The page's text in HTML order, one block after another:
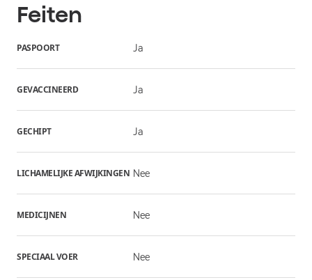
Feiten
PASPOORT Ja
GEVACCINEERD Ja
GECHIPT Ja
LICHAMELIJKE AFWIJKINGEN Nee
MEDICIJNEN Nee
SPECIAAL VOER Nee